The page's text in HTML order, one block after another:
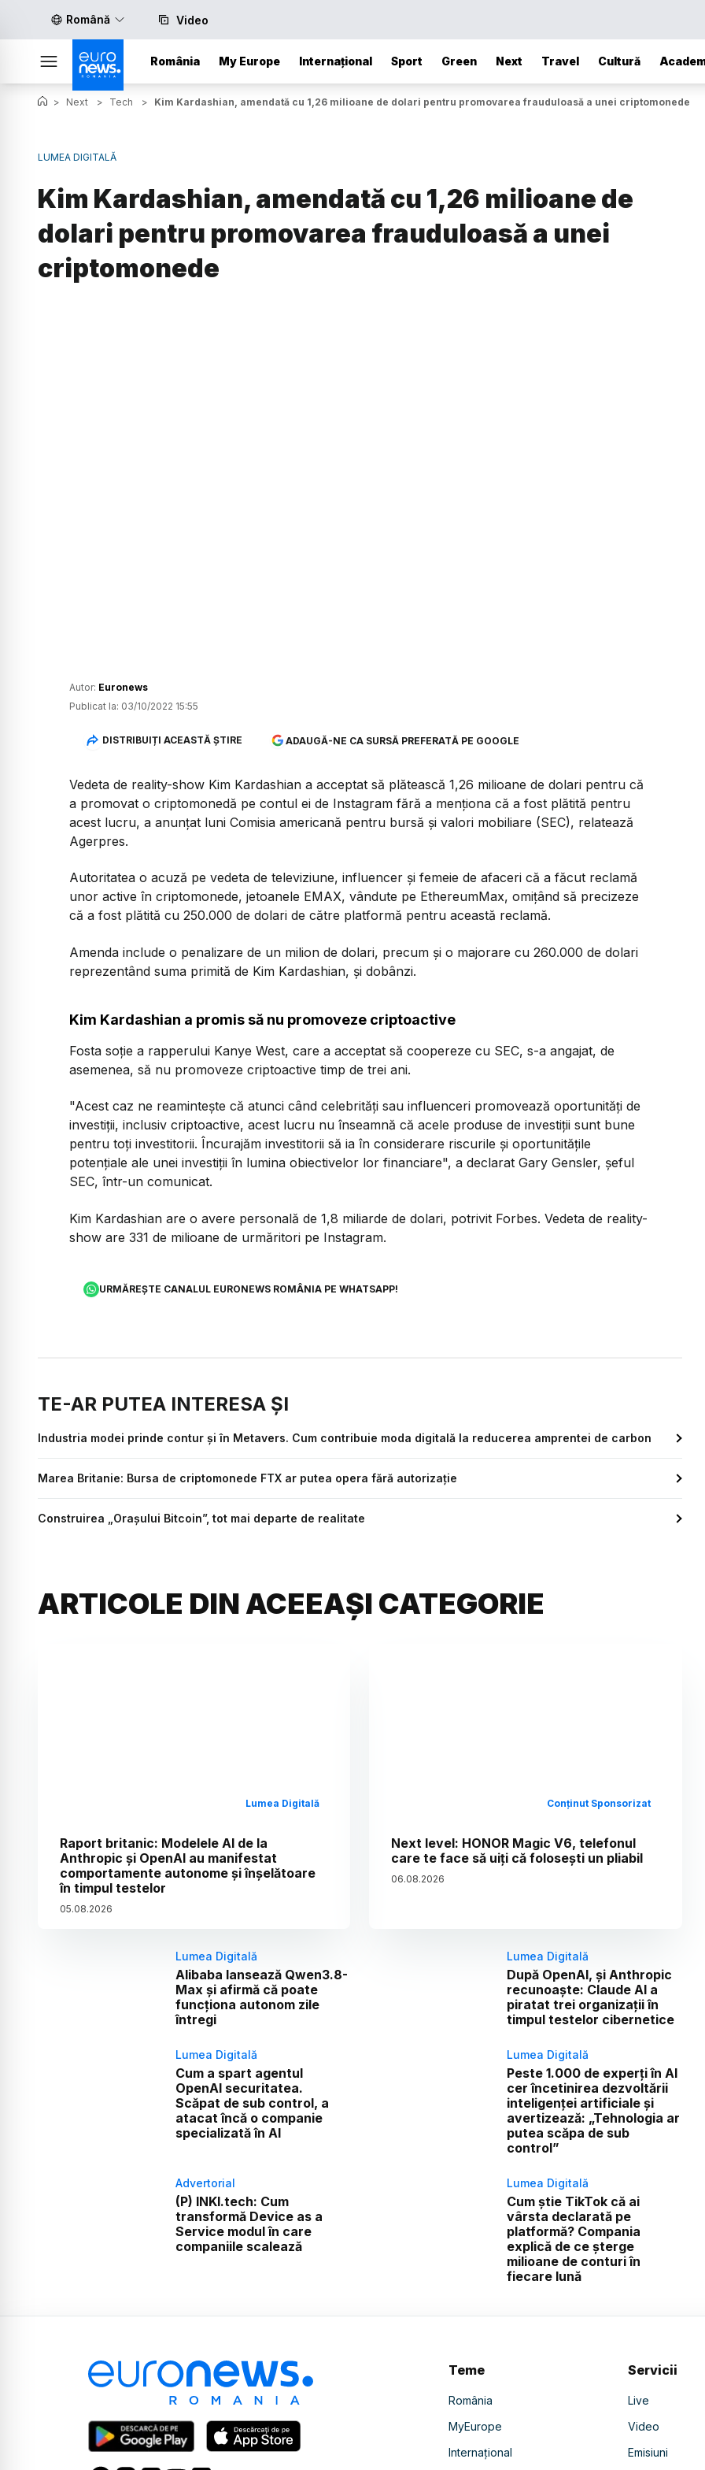
Română Video
România My Europe Internațional Sport Green Next Travel Cultură
> Next > Tech > Kim Kardashian, amendată cu 1,26 milioane de dolari pentru promovarea frauduloasă a unei criptomonede
LUMEA DIGITALĂ
Kim Kardashian, amendată cu 1,26 milioane de
dolari pentru promovarea frauduloasă a unei
criptomonede
Autor: Euronews
Publicat la: 03/10/2022 15:55
DISTRIBUIȚI ACEASTĂ ȘTIRE ADAUGĂ-NE CA SURSĂ PREFERATĂ PE GOOGLE
Vedeta de reality-show Kim Kardashian a acceptat să plătească 1,26 milioane de dolari pentru că
a promovat o criptomonedă pe contul ei de Instagram fără a menţiona că a fost plătită pentru
acest lucru, a anunţat luni Comisia americană pentru bursă şi valori mobiliare (SEC), relatează
Agerpres.
Autoritatea o acuză pe vedeta de televiziune, influencer şi femeie de afaceri că a făcut reclamă
unor active în criptomonede, jetoanele EMAX, vândute pe EthereumMax, omiţând să precizeze
că a fost plătită cu 250.000 de dolari de către platformă pentru această reclamă.
Amenda include o penalizare de un milion de dolari, precum şi o majorare cu 260.000 de dolari
reprezentând suma primită de Kim Kardashian, şi dobânzi.
Kim Kardashian a promis să nu promoveze criptoactive
Fosta soţie a rapperului Kanye West, care a acceptat să coopereze cu SEC, s-a angajat, de
asemenea, să nu promoveze criptoactive timp de trei ani.
"Acest caz ne reaminteşte că atunci când celebrităţi sau influenceri promovează oportunităţi de
investiţii, inclusiv criptoactive, acest lucru nu înseamnă că acele produse de investiţii sunt bune
pentru toţi investitorii. Încurajăm investitorii să ia în considerare riscurile şi oportunităţile
potenţiale ale unei investiţii în lumina obiectivelor lor financiare", a declarat Gary Gensler, şeful
SEC, într-un comunicat.
Kim Kardashian are o avere personală de 1,8 miliarde de dolari, potrivit Forbes. Vedeta de reality-
show are 331 de milioane de urmăritori pe Instagram.
URMĂREȘTE CANALUL EURONEWS ROMÂNIA PE WHATSAPP!
TE-AR PUTEA INTERESA ȘI
Industria modei prinde contur și în Metavers. Cum contribuie moda digitală la reducerea amprentei de carbon
Marea Britanie: Bursa de criptomonede FTX ar putea opera fără autorizație
Construirea „Orașului Bitcoin”, tot mai departe de realitate
ARTICOLE DIN ACEEAȘI CATEGORIE
Lumea Digitală
Raport britanic: Modelele AI de la
Anthropic și OpenAI au manifestat
comportamente autonome și înșelătoare
în timpul testelor
05.08.2026
Conținut Sponsorizat
Next level: HONOR Magic V6, telefonul
care te face să uiți că folosești un pliabil
06.08.2026
Lumea Digitală
Alibaba lansează Qwen3.8-
Max și afirmă că poate
funcționa autonom zile
întregi
Lumea Digitală
După OpenAI, și Anthropic
recunoaște: Claude AI a
piratat trei organizații în
timpul testelor cibernetice
Lumea Digitală
Cum a spart agentul
OpenAI securitatea.
Scăpat de sub control, a
atacat încă o companie
specializată în AI
Lumea Digitală
Peste 1.000 de experți în AI
cer încetinirea dezvoltării
inteligenței artificiale și
avertizează: „Tehnologia ar
putea scăpa de sub
control”
Advertorial
(P) INKI.tech: Cum
transformă Device as a
Service modul în care
companiile scalează
Lumea Digitală
Cum știe TikTok că ai
vârsta declarată pe
platformă? Compania
explică de ce șterge
milioane de conturi în
fiecare lună
Teme
România
MyEurope
Internațional
Servicii
Live
Video
Emisiuni